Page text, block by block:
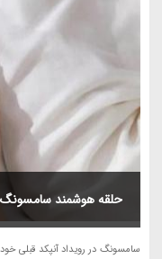
حلقه هوشمند
سامسونگ در رویداد آنپکد قبلی